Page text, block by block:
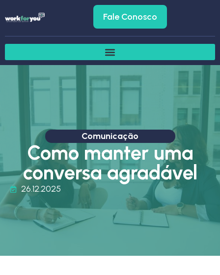
Fale Conosco
Comunicação
Como manter uma
conversa agradável
26.12.2025